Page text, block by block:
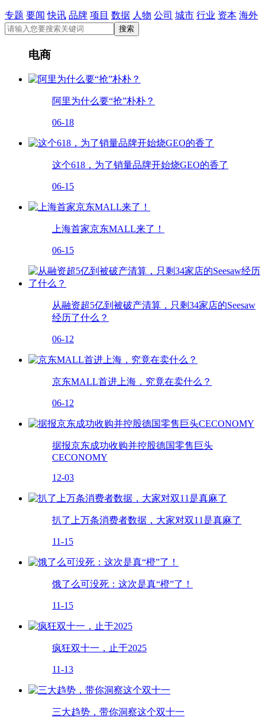
专题 要闻 快讯 品牌 项目 数据 人物 公司 城市 行业 资本 海外
电商
阿里为什么要“抢”朴朴？
06-18
这个618，为了销量品牌开始烧GEO的香了
06-15
上海首家京东MALL来了！
06-15
从融资超5亿到被破产清算，只剩34家店的Seesaw
经历了什么？
06-12
京东MALL首进上海，究竟在卖什么？
06-12
据报京东成功收购并控股德国零售巨头
CECONOMY
12-03
扒了上万条消费者数据，大家对双11是真麻了
11-15
饿了么可没死：这次是真“橙”了！
11-15
疯狂双十一，止于2025
11-13
三大趋势，带你洞察这个双十一